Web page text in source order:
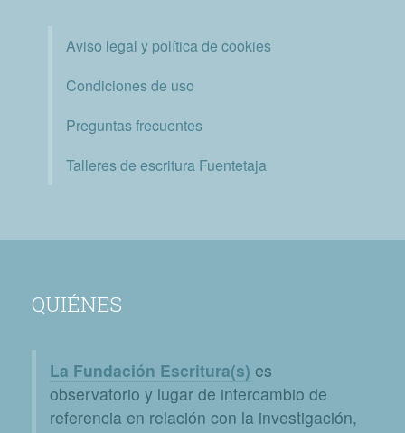
Aviso legal y política de cookies
Condiciones de uso
Preguntas frecuentes
Talleres de escritura Fuentetaja
QUIÉNES
La Fundación Escritura(s) es
observatorio y lugar de intercambio de
referencia en relación con la investigación,